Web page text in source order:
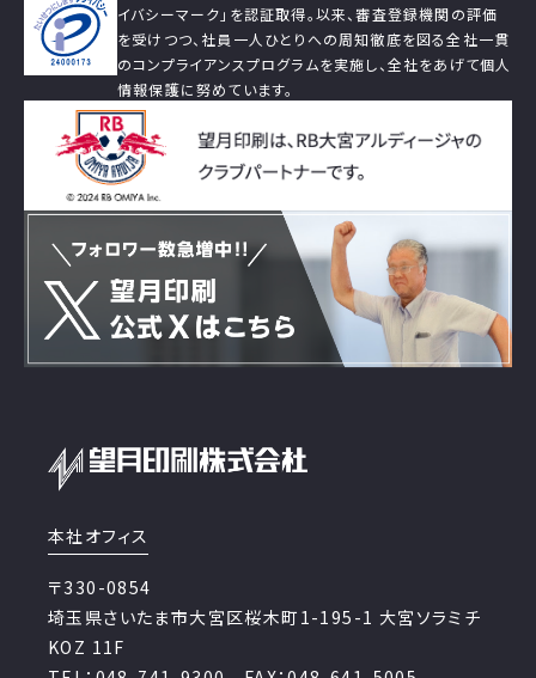
イバシーマーク」を認証取得。以来、審査登録機関の評価
を受けつつ、社員一人ひとりへの周知徹底を図る全社一貫
のコンプライアンスプログラムを実施し、全社をあげて個人
情報保護に努めています。
本社オフィス
〒330-0854
埼玉県さいたま市大宮区桜木町1-195-1 大宮ソラミチ
KOZ 11F